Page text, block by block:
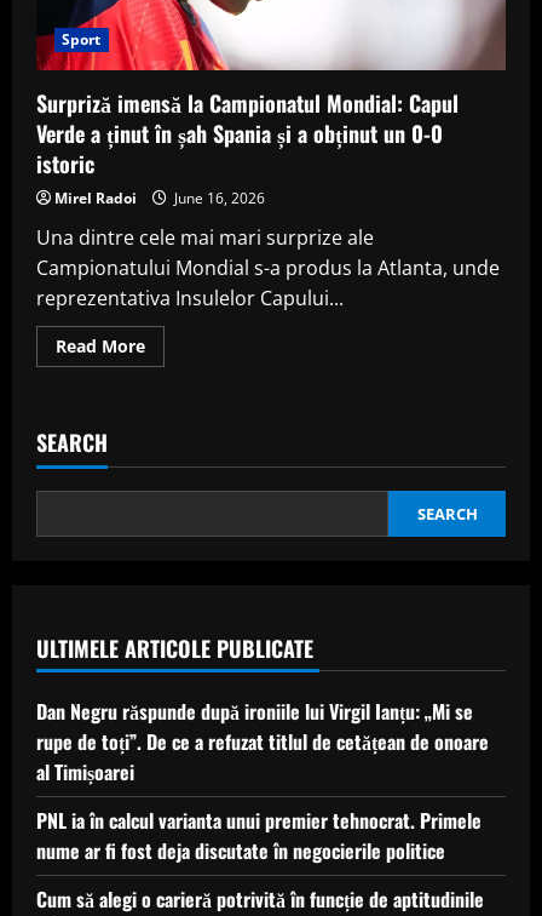
Sport
Surpriză imensă la Campionatul Mondial: Capul
Verde a ținut în șah Spania și a obținut un 0-0
istoric
Mirel Radoi June 16, 2026
Una dintre cele mai mari surprize ale
Campionatului Mondial s-a produs la Atlanta, unde
reprezentativa Insulelor Capului...
Read MoreRead
more
Mondial:
Verde
ținut
un
0-
istoric
SEARCH
SEARCH
ULTIMELE ARTICOLE PUBLICATE
Dan Negru răspunde după ironiile lui Virgil Ianțu: „Mi se
rupe de toți”. De ce a refuzat titlul de cetățean de onoare
al Timișoarei
PNL ia în calcul varianta unui premier tehnocrat. Primele
nume ar fi fost deja discutate în negocierile politice
Cum să alegi o carieră potrivită în funcție de aptitudinile